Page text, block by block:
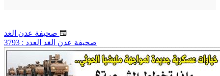
صحيفة عدن الغد العدد : 3793